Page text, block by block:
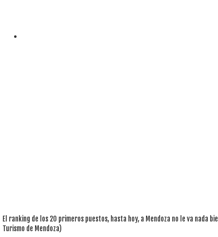
El ranking de los 20 primeros puestos, hasta hoy, a Mendoza no le va nada
Turismo de Mendoza)